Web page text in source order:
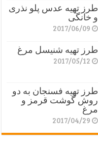
طرز تهیه عدس پلو نذری
و خانگی
2017/06/09
طرز تهیه شنیسل مرغ
2017/05/12
طرز تهیه فسنجان به دو
روش گوشت قرمز و
مرغ
2017/04/29